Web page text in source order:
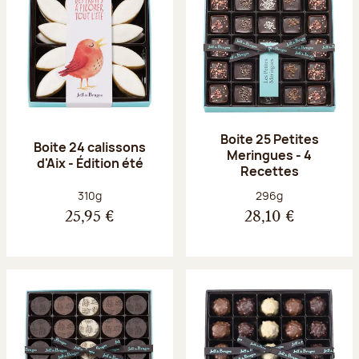
Boite 24 calissons
d'Aix - Édition été
Poids net :
310g
25,95 €
Boite 25 Petites
Meringues - 4
Recettes
Poids net :
296g
28,10 €